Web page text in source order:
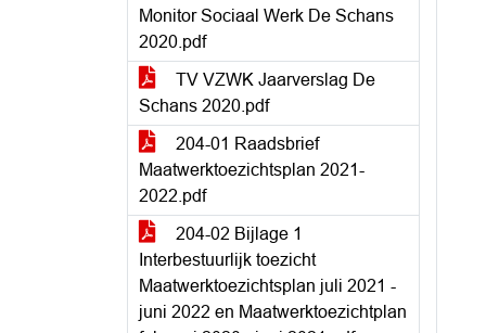
Monitor Sociaal Werk De Schans
2020.pdf
TV VZWK Jaarverslag De
Schans 2020.pdf
204-01 Raadsbrief
Maatwerktoezichtsplan 2021-
2022.pdf
204-02 Bijlage 1
Interbestuurlijk toezicht
Maatwerktoezichtsplan juli 2021 -
juni 2022 en Maatwerktoezichtplan